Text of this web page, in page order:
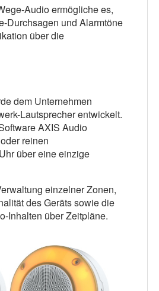
Audio ermögliche es,
Durchsagen und Alarmtöne
über die
dem Unternehmen
Lautsprecher entwickelt.
AXIS Audio
reinen
über eine einzige
einzelner Zonen,
des Geräts sowie die
Inhalten über Zeitpläne.